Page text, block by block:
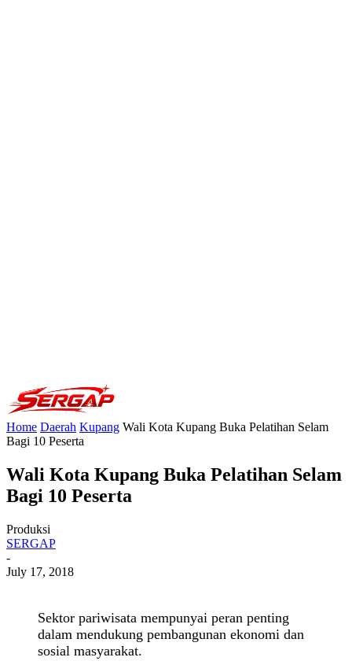
Home Daerah Kupang Wali Kota Kupang Buka Pelatihan Selam
Bagi 10 Peserta
Wali Kota Kupang Buka Pelatihan Selam
Bagi 10 Peserta
Produksi
SERGAP
-
July 17, 2018
Sektor pariwisata mempunyai peran penting
dalam mendukung pembangunan ekonomi dan
sosial masyarakat.